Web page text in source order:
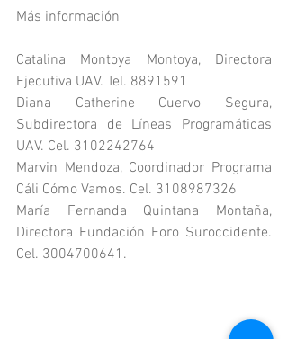
Más información
Catalina Montoya Montoya, Directora
Ejecutiva UAV. Tel. 8891591
Diana Catherine Cuervo Segura,
Subdirectora de Líneas Programáticas
UAV. Cel. 3102242764
Marvin Mendoza, Coordinador Programa
Cáli Cómo Vamos. Cel. 3108987326
María Fernanda Quintana Montaña,
Directora Fundación Foro Suroccidente.
Cel. 3004700641.